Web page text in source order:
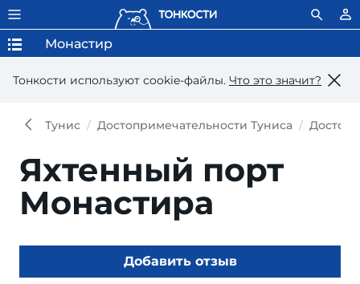
Тонкости используют сookie-файлы. Что это значит?
Монастир
Тунис Достопримечательности Туниса
Яхтенный порт
Монастира
Добавить отзыв